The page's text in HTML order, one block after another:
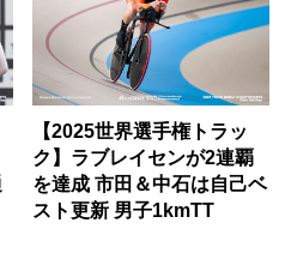
【2025世界選手権トラッ
ク】ラブレイセンが2連覇
を達成 市田＆中石は自己ベ
スト更新 男子1kmTT